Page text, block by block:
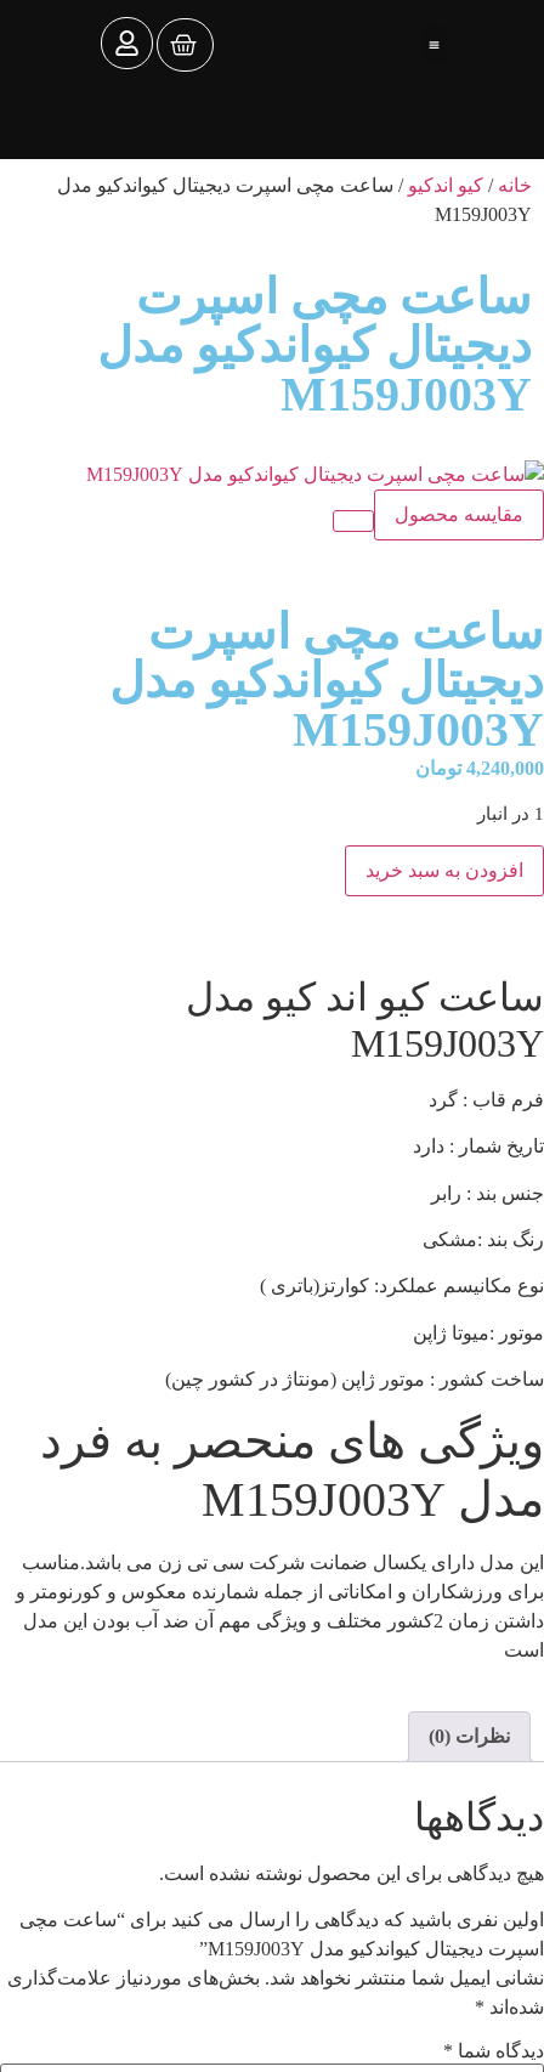
خانه / کیو اندکیو / ساعت مچی اسپرت دیجیتال کیواندکیو مدل
M159J003Y
ساعت مچی اسپرت
دیجیتال کیواندکیو مدل
M159J003Y
مقایسه محصول
ساعت مچی اسپرت
دیجیتال کیواندکیو مدل
M159J003Y
4,240,000 تومان
1 در انبار
افزودن به سبد خرید
ساعت کیو اند کیو مدل
M159J003Y
فرم قاب : گرد
تاریخ شمار : دارد
جنس بند : رابر
رنگ بند :مشکی
نوع مکانیسم عملکرد: کوارتز(باتری )
موتور :میوتا ژاپن
ساخت کشور : موتور ژاپن (مونتاژ در کشور چین)
ویژگی های منحصر به فرد
مدل M159J003Y
این مدل دارای یکسال ضمانت شرکت سی تی زن می باشد.مناسب
برای ورزشکاران و امکاناتی از جمله شمارنده معکوس و کورنومتر و
داشتن زمان 2کشور مختلف و ویژگی مهم آن ضد آب بودن این مدل
است
نظرات (0)
دیدگاهها
هیچ دیدگاهی برای این محصول نوشته نشده است.
اولین نفری باشید که دیدگاهی را ارسال می کنید برای “ساعت مچی
اسپرت دیجیتال کیواندکیو مدل M159J003Y”
نشانی ایمیل شما منتشر نخواهد شد. بخش‌های موردنیاز علامت‌گذاری
شده‌اند *
دیدگاه شما *